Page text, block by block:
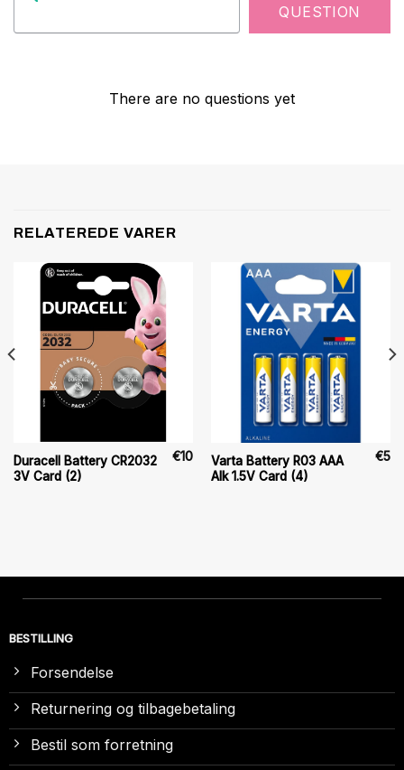
QUESTION
There are no questions yet
RELATEREDE VARER
Duracell Battery CR2032
3V Card (2)
€10
Varta Battery R03 AAA
Alk 1.5V Card (4)
€5
BESTILLING
Forsendelse
Returnering og tilbagebetaling
Bestil som forretning